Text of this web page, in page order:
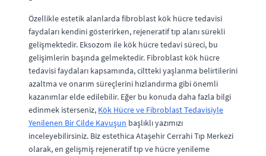
Özellikle estetik alanlarda fibroblast kök hücre tedavisi
faydaları kendini gösterirken, rejeneratif tıp alanı sürekli
gelişmektedir. Eksozom ile kök hücre tedavi süreci, bu
gelişimlerin başında gelmektedir. Fibroblast kök hücre
tedavisi faydaları kapsamında, ciltteki yaşlanma belirtilerini
azaltma ve onarım süreçlerini hızlandırma gibi önemli
kazanımlar elde edilebilir. Eğer bu konuda daha fazla bilgi
edinmek isterseniz, Kök Hücre ve Fibroblast Tedavisiyle
Yenilenen Bir Cilde Kavuşun başlıklı yazımızı
inceleyebilirsiniz. Biz estethica Ataşehir Cerrahi Tıp Merkezi
olarak, en gelişmiş rejeneratif tıp ve hücre yenileme